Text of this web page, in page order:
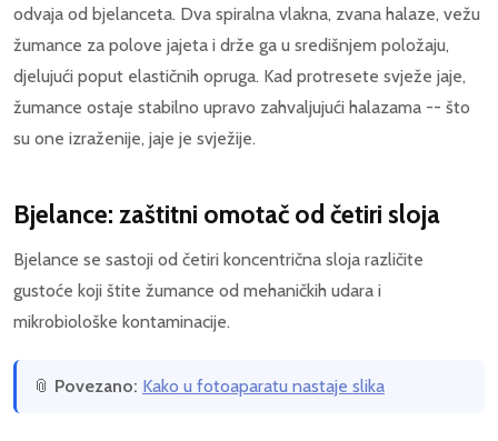
odvaja od bjelanceta. Dva spiralna vlakna, zvana halaze, vežu
žumance za polove jajeta i drže ga u središnjem položaju,
djelujući poput elastičnih opruga. Kad protresete svježe jaje,
žumance ostaje stabilno upravo zahvaljujući halazama -- što
su one izraženije, jaje je svježije.
Bjelance: zaštitni omotač od četiri sloja
Bjelance se sastoji od četiri koncentrična sloja različite
gustoće koji štite žumance od mehaničkih udara i
mikrobiološke kontaminacije.
📎 Povezano: Kako u fotoaparatu nastaje slika